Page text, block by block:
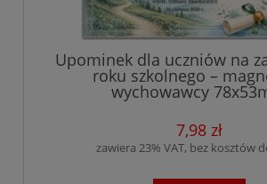
Upominek dla uczniów na
roku szkolnego –
wychowawcy
7,98 zł
zawiera 23% VAT, bez kosztów